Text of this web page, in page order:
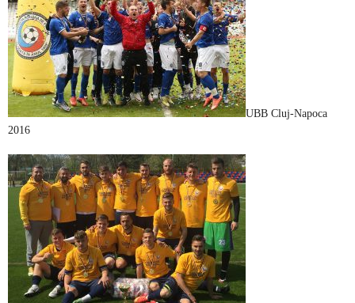
UBB Cluj-Napoca
2016